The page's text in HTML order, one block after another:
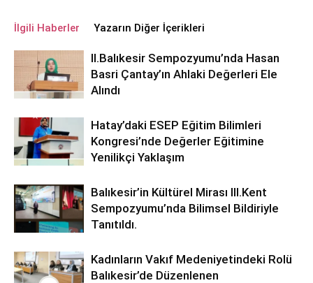
İlgili Haberler Yazarın Diğer İçerikleri
ll.Balıkesir Sempozyumu’nda Hasan
Basri Çantay’ın Ahlaki Değerleri Ele
Alındı
Hatay’daki ESEP Eğitim Bilimleri
Kongresi’nde Değerler Eğitimine
Yenilikçi Yaklaşım
Balıkesir’in Kültürel Mirası lll.Kent
Sempozyumu’nda Bilimsel Bildiriyle
Tanıtıldı.
Kadınların Vakıf Medeniyetindeki Rolü
Balıkesir’de Düzenlenen